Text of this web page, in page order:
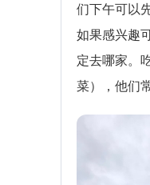
们下午可以
如果感兴趣
定去哪家。
菜），他们